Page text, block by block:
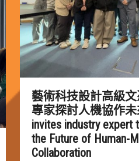
藝術科技設計高級
專家探討人機協作未
invites industry expert
the Future of Human-
Collaboration